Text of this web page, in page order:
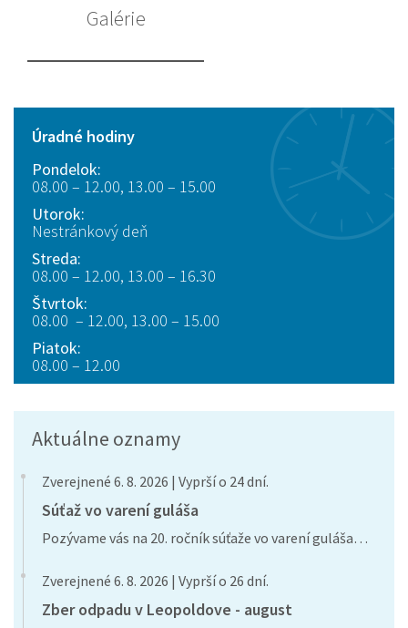
Galérie
Úradné hodiny
Pondelok:
08.00 – 12.00, 13.00 – 15.00
Utorok:
Nestránkový deň
Streda:
08.00 – 12.00, 13.00 – 16.30
Štvrtok:
08.00 – 12.00, 13.00 – 15.00
Piatok:
08.00 – 12.00
Aktuálne oznamy
Zverejnené 6. 8. 2026 | Vyprší o 24 dní.
Súťaž vo varení guláša
Pozývame vás na 20. ročník súťaže vo varení guláša…
Zverejnené 6. 8. 2026 | Vyprší o 26 dní.
Zber odpadu v Leopoldove - august